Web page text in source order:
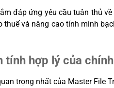
đáp ứng yêu cầu tuân thủ
thuế và nâng cao tính minh
tính hợp lý của
trọng nhất của Master File